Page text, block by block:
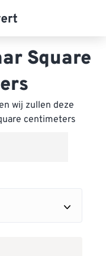
Square
wij zullen deze
centimeters